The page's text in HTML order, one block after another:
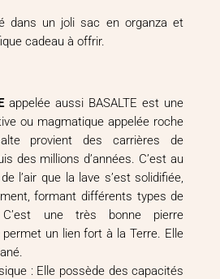
dans un joli sac en organza et
cadeau à offrir.
appelée aussi BASALTE est une
ou magmatique appelée roche
provient des carrières de
des millions d’années. C’est au
l’air que la lave s’est solidifiée,
formant différents types de
une très bonne pierre
permet un lien fort à la Terre. Elle
: Elle possède des capacités